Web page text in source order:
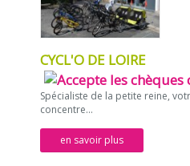
CYCL'O DE LOIRE
Spécialiste de la petite reine,
concentre...
en savoir plus